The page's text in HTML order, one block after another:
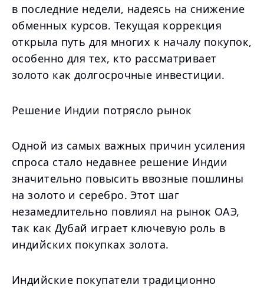
в последние недели, надеясь на снижение
обменных курсов. Текущая коррекция
открыла путь для многих к началу покупок,
особенно для тех, кто рассматривает
золото как долгосрочные инвестиции.
Решение Индии потрясло рынок
Одной из самых важных причин усиления
спроса стало недавнее решение Индии
значительно повысить ввозные пошлины
на золото и серебро. Этот шаг
незамедлительно повлиял на рынок ОАЭ,
так как Дубай играет ключевую роль в
индийских покупках золота.
Индийские покупатели традиционно